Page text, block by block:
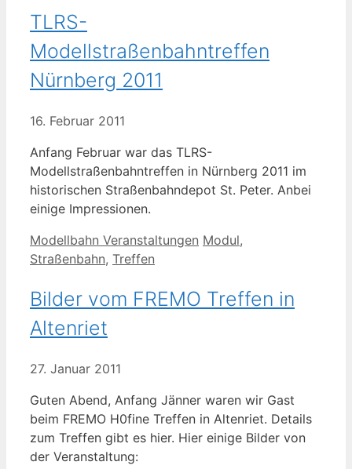
TLRS-
Modellstraßenbahntreffen
Nürnberg 2011
16. Februar 2011
Anfang Februar war das TLRS-
Modellstraßenbahntreffen in Nürnberg 2011 im
historischen Straßenbahndepot St. Peter. Anbei
einige Impressionen.
Kategorien
Modellbahn Veranstaltungen Schlagwörter
Modul,
Straßenbahn, Treffen
Bilder vom FREMO Treffen in
Altenriet
27. Januar 2011
Guten Abend, Anfang Jänner waren wir Gast
beim FREMO H0fine Treffen in Altenriet. Details
zum Treffen gibt es hier. Hier einige Bilder von
der Veranstaltung: